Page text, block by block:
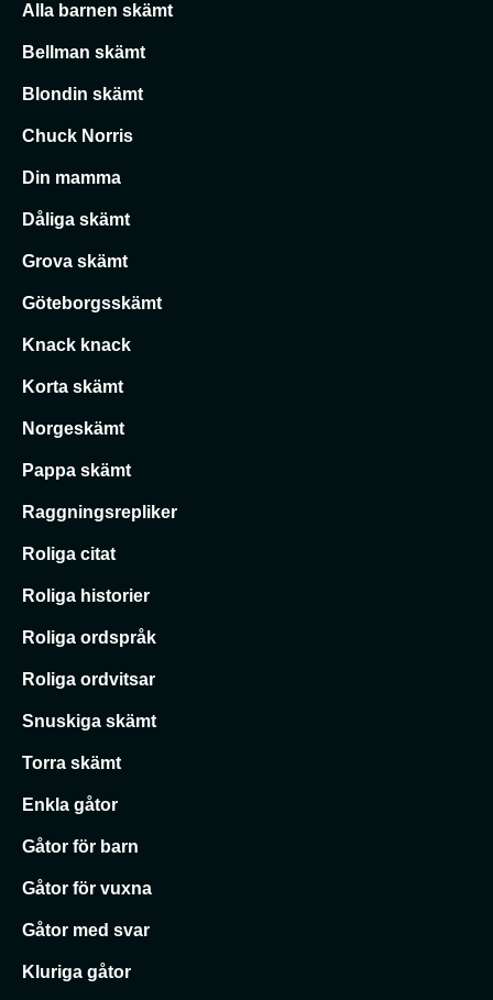
Alla barnen skämt
Bellman skämt
Blondin skämt
Chuck Norris
Din mamma
Dåliga skämt
Grova skämt
Göteborgsskämt
Knack knack
Korta skämt
Norgeskämt
Pappa skämt
Raggningsrepliker
Roliga citat
Roliga historier
Roliga ordspråk
Roliga ordvitsar
Snuskiga skämt
Torra skämt
Enkla gåtor
Gåtor för barn
Gåtor för vuxna
Gåtor med svar
Kluriga gåtor